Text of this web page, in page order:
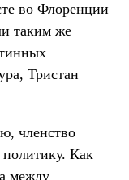
во Флоренции
таким же
Тристан
членство
Как
между